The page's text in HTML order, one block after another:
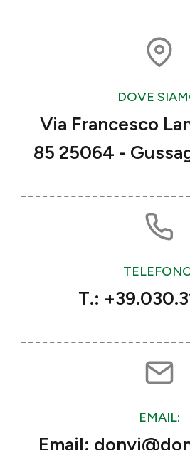
DOVE
Via Francesco
85 25064 -
T.:
EMAIL:
Email: